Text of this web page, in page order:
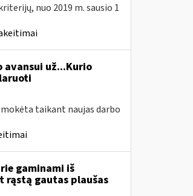
nuo 2019 m. sausio 1
avansui už...Kurio
taikant naujas darbo
gaminami iš
rąstą gautas plaušas